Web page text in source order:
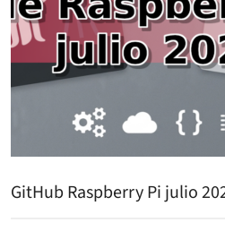
GitHub Raspberry Pi julio